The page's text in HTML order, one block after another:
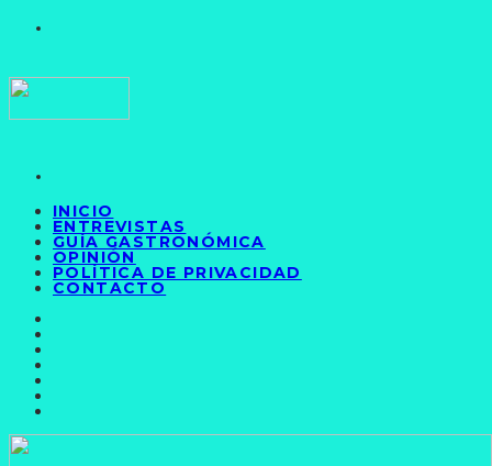
INICIO
ENTREVISTAS
GUÍA GASTRONÓMICA
OPINIÓN
POLÍTICA DE PRIVACIDAD
CONTACTO